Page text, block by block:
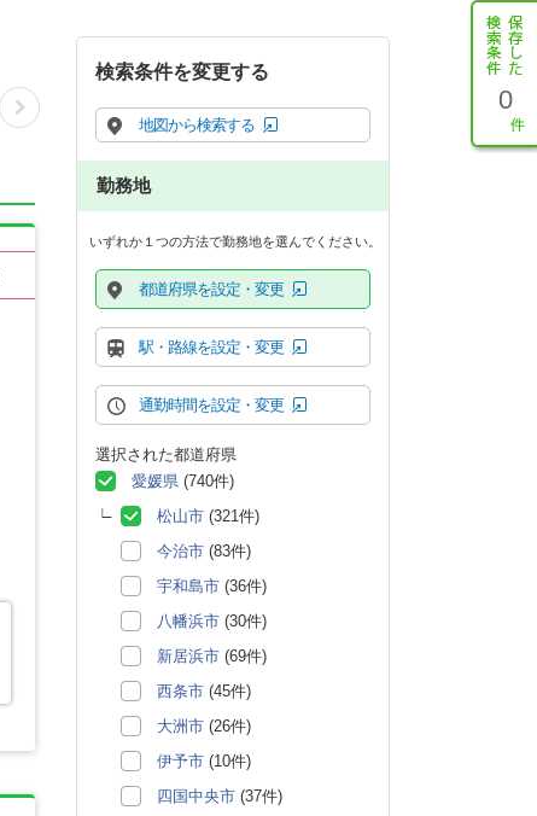
0
検索条件を変更する
地図から検索する
勤務地
いずれか１つの方法で勤務地を選んでください。
都道府県を設定・変更
駅・路線を設定・変更
通勤時間を設定・変更
選択された都道府県
愛媛県 (740件)
松山市 (321件)
今治市 (83件)
宇和島市 (36件)
八幡浜市 (30件)
新居浜市 (69件)
西条市 (45件)
大洲市 (26件)
伊予市 (10件)
四国中央市 (37件)